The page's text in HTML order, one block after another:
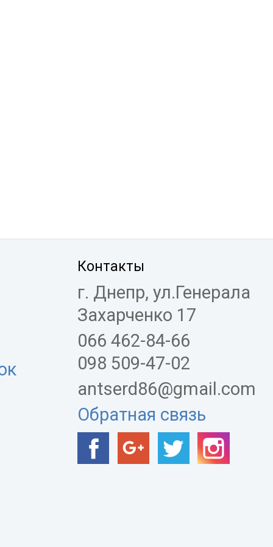
Контакты
г. Днепр, ул.Генерала
Захарченко 17
066 462-84-66
098 509-47-02
antserd86@gmail.com
Обратная связь